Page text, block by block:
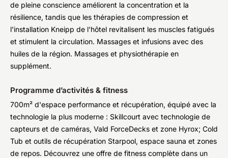
de pleine conscience améliorent la concentration et la
résilience, tandis que les thérapies de compression et
l'installation Kneipp de l'hôtel revitalisent les muscles fatigués
et stimulent la circulation. Massages et infusions avec des
huiles de la région. Massages et physiothérapie en
supplément.
Programme d’activités & fitness
700m² d'espace performance et récupération, équipé avec la
technologie la plus moderne : Skillcourt avec technologie de
capteurs et de caméras, Vald ForceDecks et zone Hyrox; Cold
Tub et outils de récupération Starpool, espace sauna et zones
de repos. Découvrez une offre de fitness complète dans un